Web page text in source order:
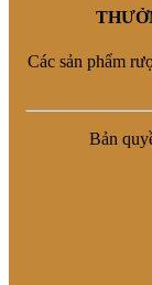
Các sản phẩm
Bản